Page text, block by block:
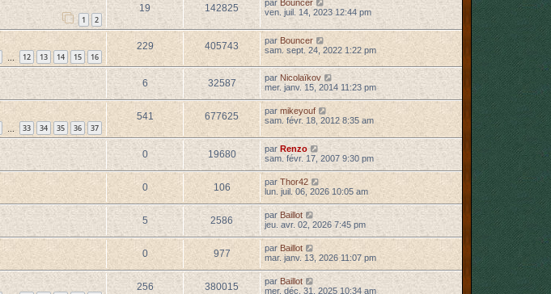
1 2
19 142825 par Bouncer
ven. juil. 14, 2023 12:44 pm
… 12 13 14 15 16
229 405743 par Bouncer
sam. sept. 24, 2022 1:22 pm
6 32587 par Nicolaïkov
mer. janv. 15, 2014 11:23 pm
… 33 34 35 36 37
541 677625 par mikeyouf
sam. févr. 18, 2012 8:35 am
0 19680 parRenzo
sam. févr. 17, 2007 9:30 pm
0 106 par Thor42
lun. juil. 06, 2026 10:05 am
5 2586 par Baillot
jeu. avr. 02, 2026 7:45 pm
0 977 par Baillot
mar. janv. 13, 2026 11:07 pm
256 380015 par Baillot
mer. déc. 31, 2025 10:34 am